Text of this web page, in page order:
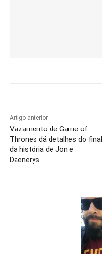
Artigo anterior
Vazamento de Game of
Thrones dá detalhes do final
da história de Jon e
Daenerys